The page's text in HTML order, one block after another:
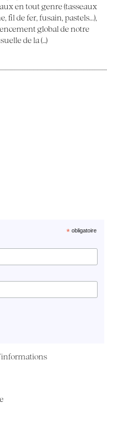
en tout genre (tasseaux
fil de fer, fusain, pastels...),
global de notre
de la (…)
*obligatoire